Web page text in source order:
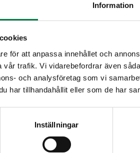
Information
för att anpassa innehållet och
trafik. Vi vidarebefordrar även
och analysföretag som vi
har tillhandahållit eller som de har
Inställningar